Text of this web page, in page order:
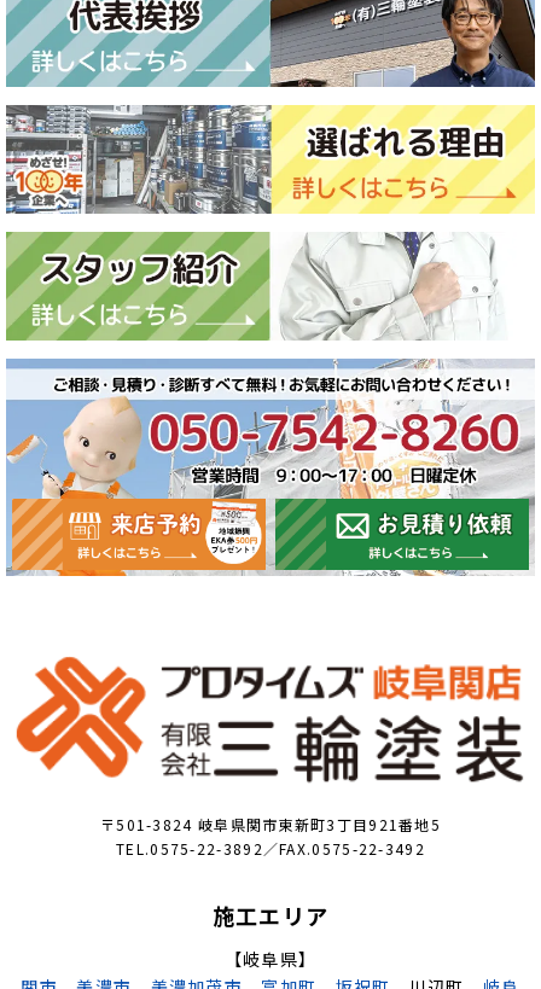
〒501-3824 岐阜県関市東新町3丁目921番地5
TEL.0575-22-3892／FAX.0575-22-3492
施工エリア
【岐阜県】